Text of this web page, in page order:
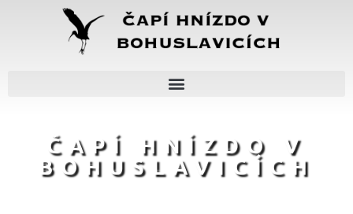
ČAPÍ HNÍZDO V
BOHUSLAVICÍCH